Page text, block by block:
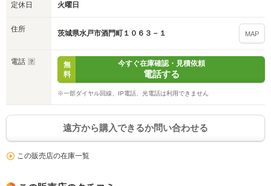
定休日 火曜日
住所 茨城県水戸市酒門町１０６３－１ MAP
電話
無
料
今すぐ在庫確認・見積依頼
電話する
※一部ダイヤル回線、IP電話、光電話は利用できません
遠方から購入できるか問い合わせる
この販売店の在庫一覧